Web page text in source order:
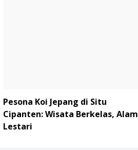
Pesona Koi Jepang di Situ
Cipanten: Wisata Berkelas, Alam
Lestari